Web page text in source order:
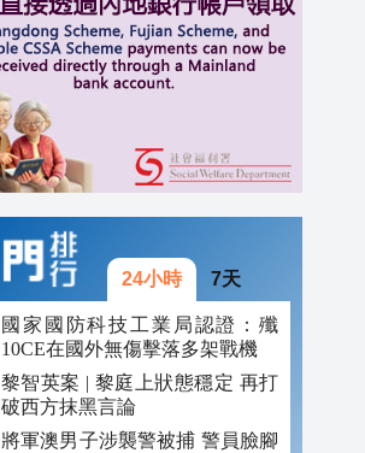
24小時 7天
國家國防科技工業局認證：殲
10CE在國外無傷擊落多架戰機
黎智英案 | 黎庭上狀態穩定 再打
破西方抹黑言論
將軍澳男子涉襲警被捕 警員臉腳